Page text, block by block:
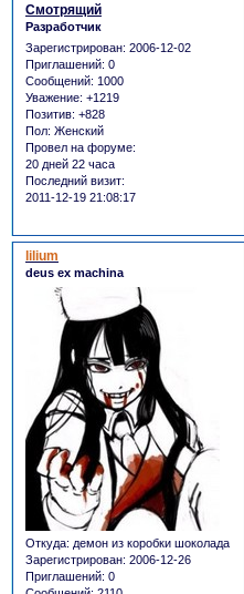
Смотрящий
Разработчик
Зарегистрирован: 2006-12-02
Приглашений: 0
Сообщений: 1000
Уважение: +1219
Позитив: +828
Пол: Женский
Провел на форуме:
20 дней 22 часа
Последний визит:
2011-12-19 21:08:17
lilium
deus ex machina
Откуда: демон из коробки шоколада
Зарегистрирован: 2006-12-26
Приглашений: 0